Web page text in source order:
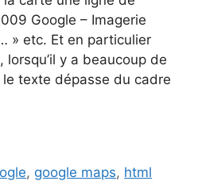
Google – Imagerie
» etc. Et en particulier
y a beaucoup de
texte dépasse du cadre
, google maps, html